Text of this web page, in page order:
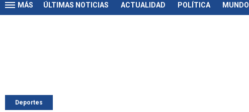
MÁS ÚLTIMAS NOTICIAS ACTUALIDAD POLÍTICA MUNDO
Deportes